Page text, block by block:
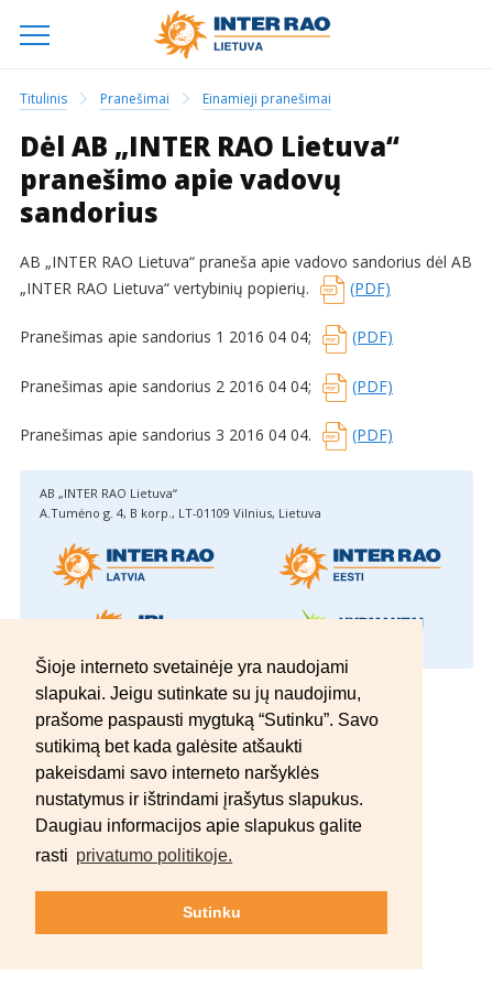
Šioje interneto svetainėje yra naudojami
slapukai. Jeigu sutinkate su jų naudojimu,
prašome paspausti mygtuką “Sutinku”. Savo
sutikimą bet kada galėsite atšaukti
pakeisdami savo interneto naršyklės
nustatymus ir ištrindami įrašytus slapukus.
Daugiau informacijos apie slapukus galite
rasti privatumo politikoje.
Sutinku
Titulinis Pranešimai Einamieji pranešimai
Dėl AB „INTER RAO Lietuva“
pranešimo apie vadovų
sandorius
AB „INTER RAO Lietuva“ praneša apie vadovo sandorius dėl AB
„INTER RAO Lietuva“ vertybinių popierių.
(PDF)
Pranešimas apie sandorius 1 2016 04 04; (PDF)
Pranešimas apie sandorius 2 2016 04 04; (PDF)
Pranešimas apie sandorius 3 2016 04 04. (PDF)
AB „INTER RAO Lietuva“
A.Tumėno g. 4, B korp., LT-01109 Vilnius, Lietuva
© 2012–2026 AB „INTER RAO Lietuva“.
Visos teisės saugomos.